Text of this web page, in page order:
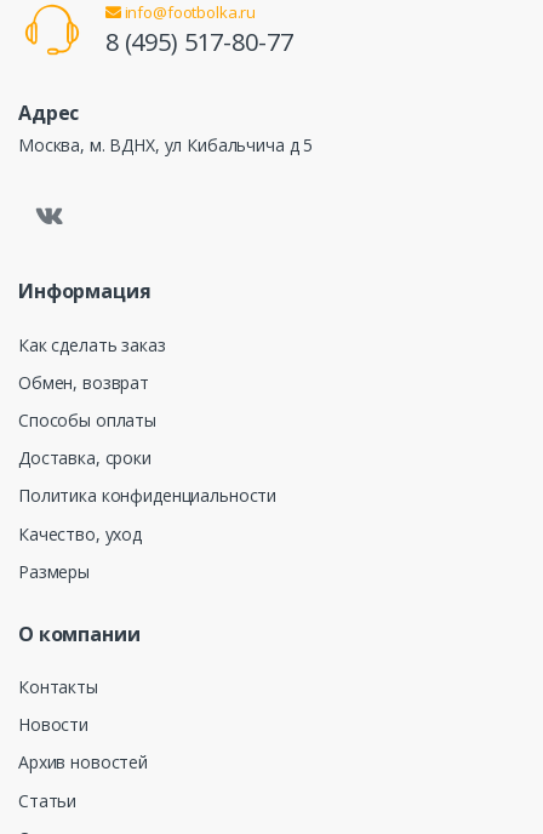
info@footbolka.ru
8 (495) 517-80-77
Адрес
Москва, м. ВДНХ, ул Кибальчича д 5
Информация
Как сделать заказ
Обмен, возврат
Способы оплаты
Доставка, сроки
Политика конфиденциальности
Качество, уход
Размеры
О компании
Контакты
Новости
Архив новостей
Статьи